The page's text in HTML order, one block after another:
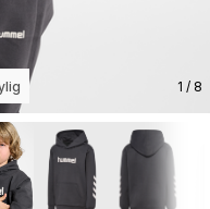
1 / 8